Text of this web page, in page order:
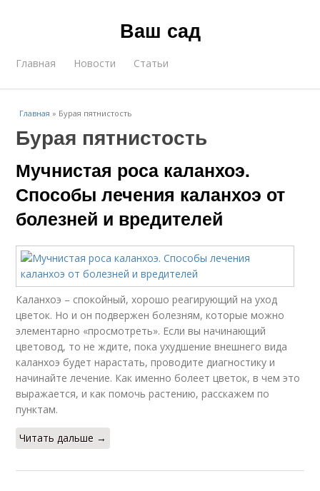
Ваш сад
Главная Новости Статьи
Главная » Бурая пятнистость
Бурая пятнистость
Мучнистая роса каланхоэ.
Способы лечения каланхоэ от
болезней и вредителей
Каланхоэ – спокойный, хорошо реагирующий на уход
цветок. Но и он подвержен болезням, которые можно
элементарно «просмотреть». Если вы начинающий
цветовод, то не ждите, пока ухудшение внешнего вида
каланхоэ будет нарастать, проводите диагностику и
начинайте лечение. Как именно болеет цветок, в чем это
выражается, и как помочь растению, расскажем по
пунктам.
Читать дальше →